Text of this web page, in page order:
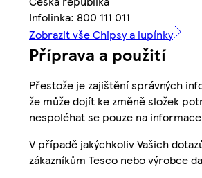
Infolinka: 800 111 011
Zobrazit vše Chipsy a lupínky
Příprava a použití
Přestože je zajištění správných
že může dojít ke změně složek
nespoléhat se pouze na
V případě jakýchkoliv Vašich
zákazníkům Tesco nebo výrobce